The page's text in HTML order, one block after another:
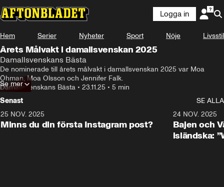
Logga in
Hem Serier Nyheter Sport Nöje Livsstil
Årets Målvakt i damallsvenskan 2025
Damallsvenskans Bästa
De nominerade till årets målvakt i damallsvenskan 2025 var Moa
Öhman, Moa Olsson och Jennifer Falk.
Damallsvenskans Bästa • 23.11.25 • 5 min
Se mer
Senast
SE ALLA
25 NOV. 2025
Minns du din första Instagram post?
24 NOV. 2025
Bajen och
isländska: